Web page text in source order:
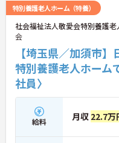
特別養護老人ホーム（特養）
社会福祉法人敬愛会特別養護
会
【埼玉県／加須市
特別養護老人ホーム
社員〉
給料 月収 22.7万